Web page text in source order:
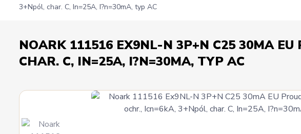
3+Npól, char. C, In=25A, I?n=30mA, typ AC
NOARK 111516 EX9NL-N 3P+N C25 30MA
CHAR. C, IN=25A, I?N=30MA, TYP AC